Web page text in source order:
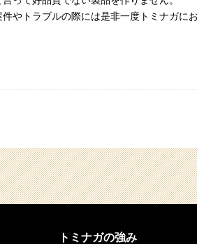
やトラブルの際には是非一度トミナガに
トミナガの強み